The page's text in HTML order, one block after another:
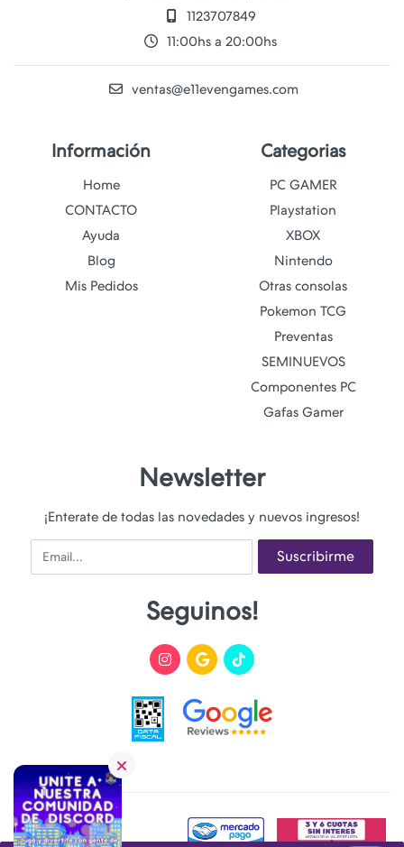
1123707849
11:00hs a 20:00hs
ventas@e11evengames.com
Información
Home
CONTACTO
Ayuda
Blog
Mis Pedidos
Categorias
PC GAMER
Playstation
XBOX
Nintendo
Otras consolas
Pokemon TCG
Preventas
SEMINUEVOS
Componentes PC
Gafas Gamer
Newsletter
¡Enterate de todas las novedades y nuevos ingresos!
Email Suscribirme
Seguinos!